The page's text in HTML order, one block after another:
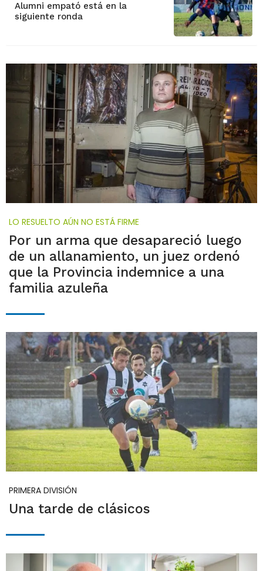
Alumni empató está en la
siguiente ronda
LO RESUELTO AÚN NO ESTÁ FIRME
Por un arma que desapareció luego
de un allanamiento, un juez ordenó
que la Provincia indemnice a una
familia azuleña
PRIMERA DIVISIÓN
Una tarde de clásicos